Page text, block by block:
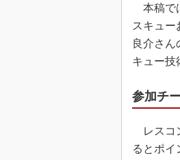
本稿で
スキュー
良介さん
キュー技
参加チ
レスコ
るとポイ